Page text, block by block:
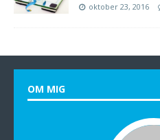
oktober 23, 2016
OM MIG